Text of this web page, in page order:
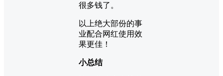
很多钱了。
以上绝大部份的事
业配合网红使用效
果更佳！
小总结